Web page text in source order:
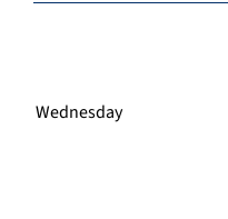
Wednesday